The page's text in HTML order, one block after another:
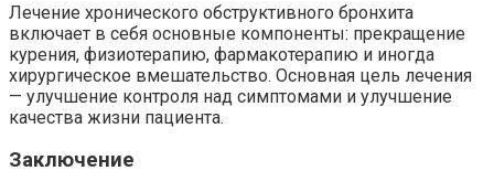
Лечение хронического обструктивного бронхита
включает в себя основные компоненты: прекращение
курения, физиотерапию, фармакотерапию и иногда
хирургическое вмешательство. Основная цель лечения
— улучшение контроля над симптомами и улучшение
качества жизни пациента.
Заключение